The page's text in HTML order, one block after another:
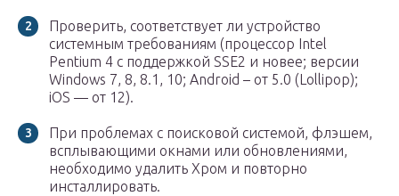
Проверить, соответствует ли устройство
системным требованиям (процессор Intel
Pentium 4 с поддержкой SSE2 и новее; версии
Windows 7, 8, 8.1, 10; Android – от 5.0 (Lollipop);
iOS — от 12).
При проблемах с поисковой системой, флэшем,
всплывающими окнами или обновлениями,
необходимо удалить Хром и повторно
инсталлировать.